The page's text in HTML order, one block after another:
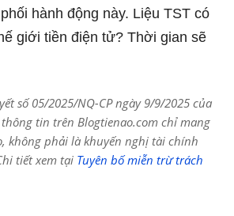
hành động này. Liệu TST có
giới tiền điện tử? Thời gian sẽ
số 05/2025/NQ-CP ngày 9/9/2025 của
tin trên Blogtienao.com chỉ mang
không phải là khuyến nghị tài chính
tiết xem tại Tuyên bố miễn trừ trách